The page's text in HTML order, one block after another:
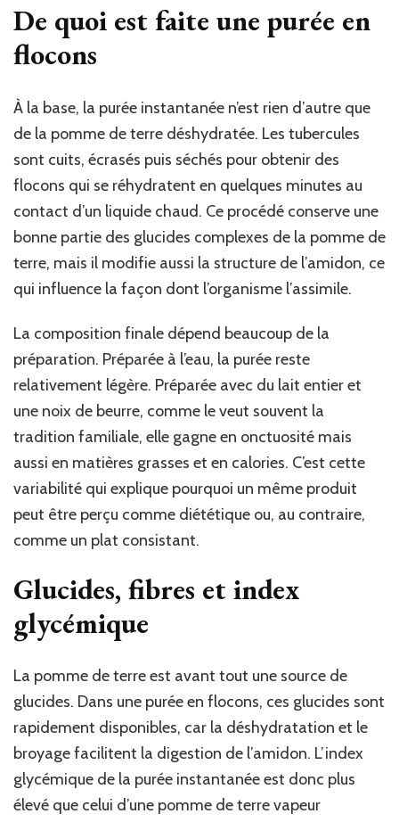
De quoi est faite une purée en
flocons
À la base, la purée instantanée n’est rien d’autre que
de la pomme de terre déshydratée. Les tubercules
sont cuits, écrasés puis séchés pour obtenir des
flocons qui se réhydratent en quelques minutes au
contact d’un liquide chaud. Ce procédé conserve une
bonne partie des glucides complexes de la pomme de
terre, mais il modifie aussi la structure de l’amidon, ce
qui influence la façon dont l’organisme l’assimile.
La composition finale dépend beaucoup de la
préparation. Préparée à l’eau, la purée reste
relativement légère. Préparée avec du lait entier et
une noix de beurre, comme le veut souvent la
tradition familiale, elle gagne en onctuosité mais
aussi en matières grasses et en calories. C’est cette
variabilité qui explique pourquoi un même produit
peut être perçu comme diététique ou, au contraire,
comme un plat consistant.
Glucides, fibres et index
glycémique
La pomme de terre est avant tout une source de
glucides. Dans une purée en flocons, ces glucides sont
rapidement disponibles, car la déshydratation et le
broyage facilitent la digestion de l’amidon. L’index
glycémique de la purée instantanée est donc plus
élevé que celui d’une pomme de terre vapeur